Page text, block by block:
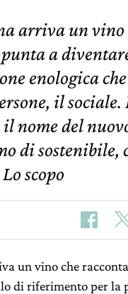
arriva un vino
a
enologica
il sociale.
il nome del
di sostenibile,
scopo
un vino che
di riferimento per la